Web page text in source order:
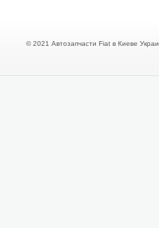
© 2021 Автозапчасти Fiat в Киеве